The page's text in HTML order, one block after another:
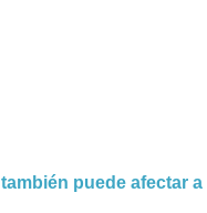
puede afectar